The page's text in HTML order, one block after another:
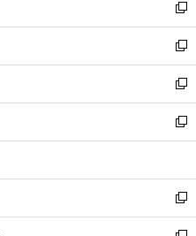
く
で
開
く
ド
ウ
で
開
く
ィ
ン
ド
ウ
で
開
く
い
ウ
ィ
ン
ド
ウ
で
開
新
し
い
ウ
ィ
ン
ド
ウ
開
く
新
し
い
ウ
ィ
ン
ウ
で
開
新
し
い
ウ
ン
ド
ウ
新
し
ウ
ィ
ン
新
し